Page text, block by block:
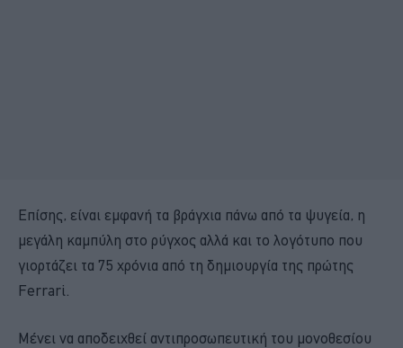
Επίσης, είναι εμφανή τα βράγχια πάνω από τα ψυγεία, η
μεγάλη καμπύλη στο ρύγχος αλλά και το λογότυπο που
γιορτάζει τα 75 χρόνια από τη δημιουργία της πρώτης
Ferrari.
Μένει να αποδειχθεί αντιπροσωπευτική του μονοθεσίου